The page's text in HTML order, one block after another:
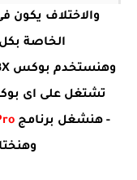
والاختلاف يكون
الخاصة
تشتغل على اى
- هنشغل برنامج